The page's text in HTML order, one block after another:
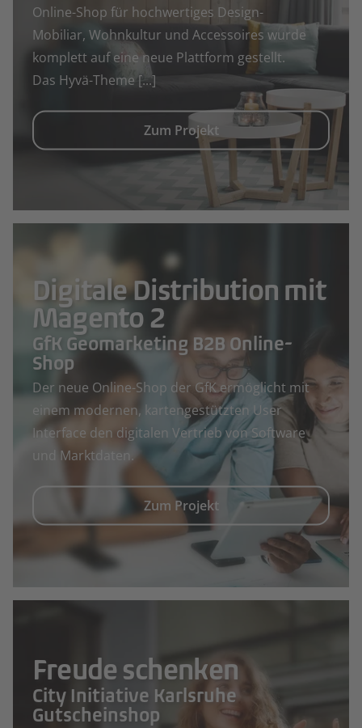
Online-Shop für hochwertiges Design-
Mobiliar, Wohnkultur und Accessoires wurde
komplett auf eine neue Plattform gestellt.
Das Hyvä-Theme [...]
Zum Projekt
Digitale Distribution mit
Magento 2
GfK Geomarketing B2B Online-
Shop
Der neue Online-Shop der GfK ermöglicht mit
einem modernen, kartengestützten User
Interface den digitalen Vertrieb von Software
und Marktdaten.
Zum Projekt
Freude schenken
City Initiative Karlsruhe
Gutscheinshop